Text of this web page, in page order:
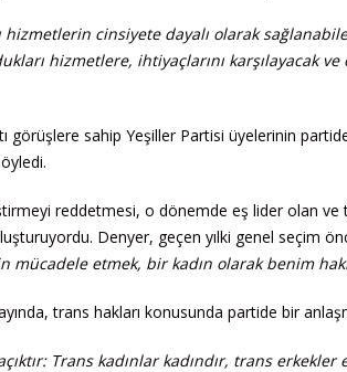
hizmetlerin cinsiyete dayalı olarak
hizmetlere, ihtiyaçlarını karşılayacak
görüşlere sahip Yeşiller Partisi üyelerinin
reddetmesi, o dönemde eş lider olan
Denyer, geçen yılki genel seçim
mücadele etmek, bir kadın olarak benim
trans hakları konusunda partide bir
Trans kadınlar kadındır, trans